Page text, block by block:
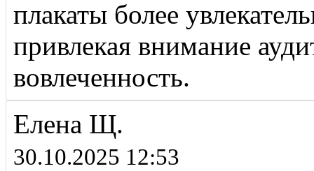
плакаты более
привлекая внимание
вовлеченность.
Елена Щ.
30.10.2025 12:53